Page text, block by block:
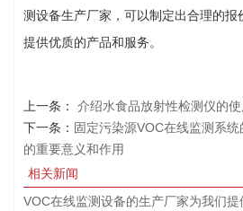
测设备生产厂家，可以制定出合理的
提供优质的产品和服务。
上一条： 介绍水食品放射性检测仪的
下一条： 固定污染源VOC在线监测系
的重要意义和作用
相关新闻